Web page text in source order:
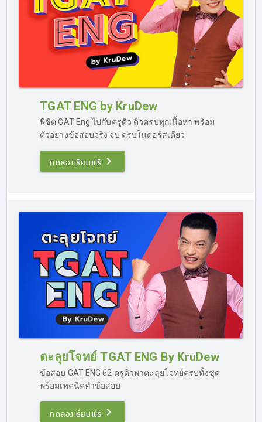
TGAT ENG by KruDew
พิชิต GAT Eng ไปกับครูดิว ติวครบทุกเนื้อหา พร้อม
ตัวอย่างข้อสอบจริง จบ ครบในคอร์สเดียว
ทดลองเรียนฟรี
ตะลุยโจทย์ TGAT ENG By KruDew
ข้อสอบ GAT ENG 62 ครูดิวพาตะลุยโจทย์ครบทั้งชุด
พร้อมเทคนิคทำข้อสอบ
ทดลองเรียนฟรี